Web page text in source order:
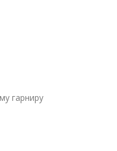
гарниру